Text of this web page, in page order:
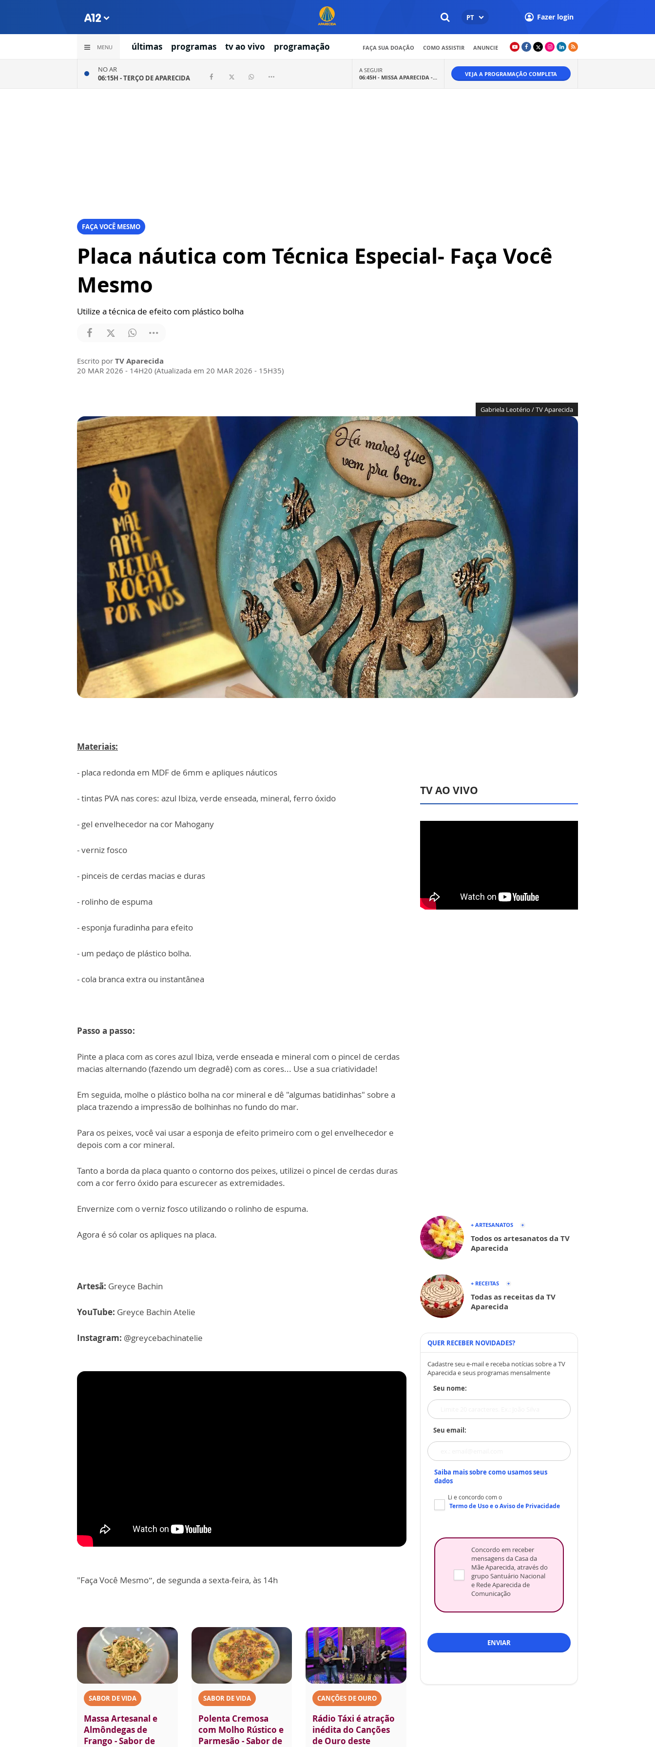
PT Fazer login
MENU últimas programas tv ao vivo programação FAÇA SUA DOAÇÃO COMO ASSISTIR ANUNCIE
NO AR
06:15H -TERÇO DE APARECIDA
A SEGUIR
06:45H - MISSA APARECIDA -... VEJA A PROGRAMAÇÃO COMPLETA
FAÇA VOCÊ MESMO
Placa náutica com Técnica Especial- Faça Você
Mesmo
Utilize a técnica de efeito com plástico bolha
Escrito por TV Aparecida
20 MAR 2026 - 14H20 (Atualizada em 20 MAR 2026 - 15H35)
Gabriela Leotério / TV Aparecida
Materiais:
- placa redonda em MDF de 6mm e apliques náuticos
- tintas PVA nas cores: azul Ibiza, verde enseada, mineral, ferro óxido
- gel envelhecedor na cor Mahogany
- verniz fosco
- pinceis de cerdas macias e duras
- rolinho de espuma
- esponja furadinha para efeito
- um pedaço de plástico bolha.
- cola branca extra ou instantânea
Passo a passo:
Pinte a placa com as cores azul Ibiza, verde enseada e mineral com o pincel de cerdas
macias alternando (fazendo um degradê) com as cores... Use a sua criatividade!
Em seguida, molhe o plástico bolha na cor mineral e dê "algumas batidinhas" sobre a
placa trazendo a impressão de bolhinhas no fundo do mar.
Para os peixes, você vai usar a esponja de efeito primeiro com o gel envelhecedor e
depois com a cor mineral.
Tanto a borda da placa quanto o contorno dos peixes, utilizei o pincel de cerdas duras
com a cor ferro óxido para escurecer as extremidades.
Envernize com o verniz fosco utilizando o rolinho de espuma.
Agora é só colar os apliques na placa.
Artesã: Greyce Bachin
YouTube: Greyce Bachin Atelie
Instagram: @greycebachinatelie
"Faça Você Mesmo”, de segunda a sexta-feira, às 14h
SABOR DE VIDA
Massa Artesanal e
Almôndegas de
Frango - Sabor de
SABOR DE VIDA
Polenta Cremosa
com Molho Rústico e
Parmesão - Sabor de
CANÇÕES DE OURO
Rádio Táxi é atração
inédita do Canções
de Ouro deste
TV AO VIVO
+ ARTESANATOS
Todos os artesanatos da TV
Aparecida
+ RECEITAS
Todas as receitas da TV
Aparecida
QUER RECEBER NOVIDADES?
Cadastre seu e-mail e receba notícias sobre a TV
Aparecida e seus programas mensalmente
Seu nome:
Seu email:
Saiba mais sobre como usamos seus
dados
Li e concordo com o
Termo de Usoe oAviso de Privacidade
Concordo em receber
mensagens da Casa da
Mãe Aparecida, através do
grupo Santuário Nacional
e Rede Aparecida de
Comunicação
ENVIAR